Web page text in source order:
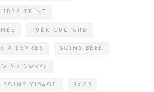
TEINT
PUÉRICULTURE
À LÈVRES SOINS BÉBÉ
CORPS
SOINS VISAGE TAGS